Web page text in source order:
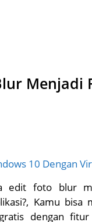
Menjadi
10 Dengan
edit foto blur
Kamu bisa
dengan fitur